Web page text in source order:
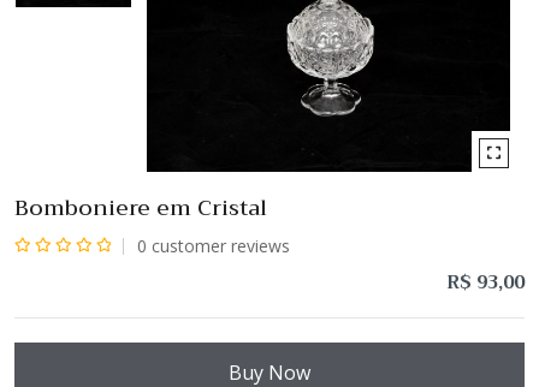
Bomboniere em Cristal
0 customer reviews
R$ 93,00
Buy Now